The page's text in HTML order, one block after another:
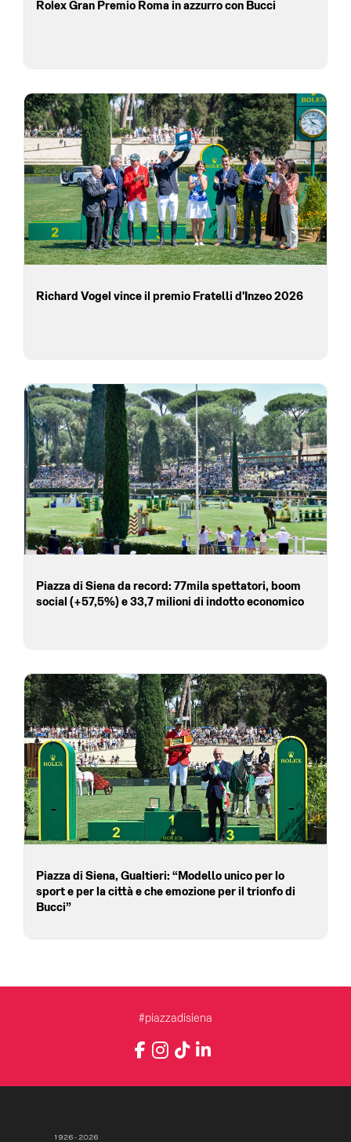
Rolex Gran Premio Roma in azzurro con Bucci
Richard Vogel vince il premio Fratelli d'Inzeo 2026
Piazza di Siena da record: 77mila spettatori, boom
social (+57,5%) e 33,7 milioni di indotto economico
Piazza di Siena, Gualtieri: “Modello unico per lo
sport e per la città e che emozione per il trionfo di
Bucci”
#piazzadisiena
Facebook
Instagram
TikTokLinkedIn